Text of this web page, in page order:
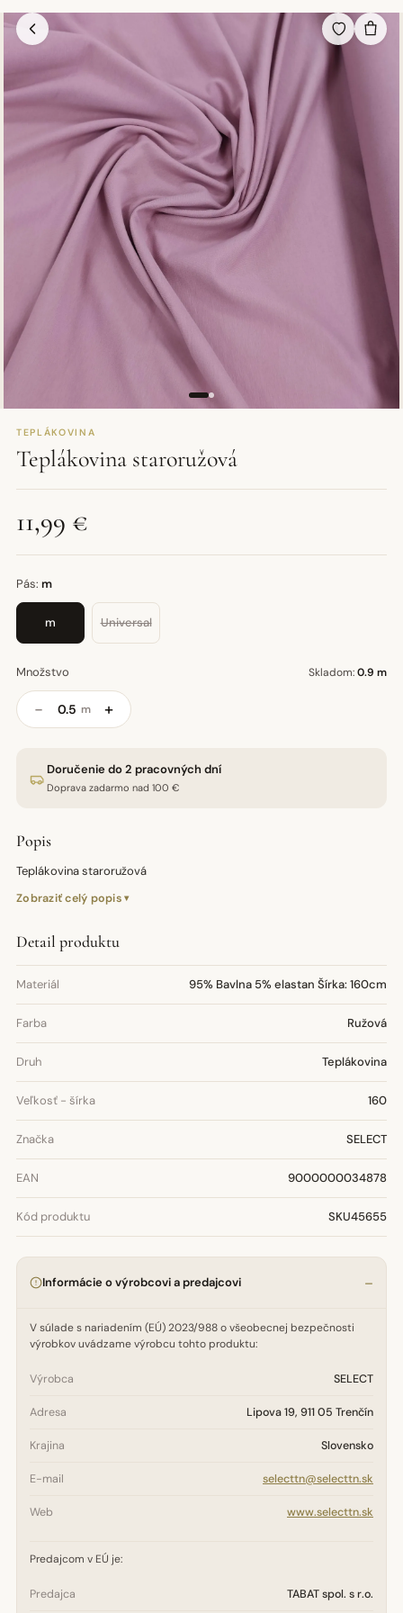
TEPLÁKOVINA
Teplákovina staroružová
11,99 €
Pás: m
m Universal
Množstvo Skladom:0.9 m
− m +
Doručenie do 2 pracovných dní
Doprava zadarmo nad 100 €
Popis
Teplákovina staroružová
Zobraziť celý popis
Detail produktu
Materiál 95% Bavlna 5% elastan Šírka: 160cm
Farba Ružová
Druh Teplákovina
Veľkosť - šírka 160
Značka SELECT
EAN 9000000034878
Kód produktu SKU45655
Informácie o výrobcovi a predajcovi
V súlade s nariadením (EÚ) 2023/988 o všeobecnej bezpečnosti
výrobkov uvádzame výrobcu tohto produktu:
Výrobca SELECT
Adresa Lipova 19, 911 05 Trenčín
Krajina Slovensko
E-mail selecttn@selecttn.sk
Web www.selecttn.sk
Predajcom v EÚ je:
Predajca TABAT spol. s r.o.